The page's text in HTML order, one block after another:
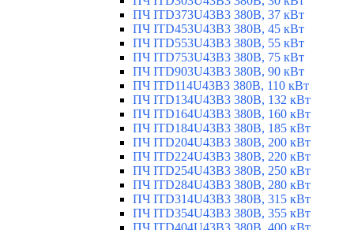
ПЧ ITD373U43B3 380В, 37 кВт
ПЧ ITD453U43B3 380В, 45 кВт
ПЧ ITD553U43B3 380В, 55 кВт
ПЧ ITD753U43B3 380В, 75 кВт
ПЧ ITD903U43B3 380В, 90 кВт
ПЧ ITD114U43B3 380В, 110 кВт
ПЧ ITD134U43B3 380В, 132 кВт
ПЧ ITD164U43B3 380В, 160 кВт
ПЧ ITD184U43B3 380В, 185 кВт
ПЧ ITD204U43B3 380В, 200 кВт
ПЧ ITD224U43B3 380В, 220 кВт
ПЧ ITD254U43B3 380В, 250 кВт
ПЧ ITD284U43B3 380В, 280 кВт
ПЧ ITD314U43B3 380В, 315 кВт
ПЧ ITD354U43B3 380В, 355 кВт